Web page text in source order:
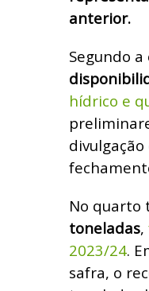
anterior.
Segundo
hídrico e
No quarto
toneladas,
2023/24.
safra, o